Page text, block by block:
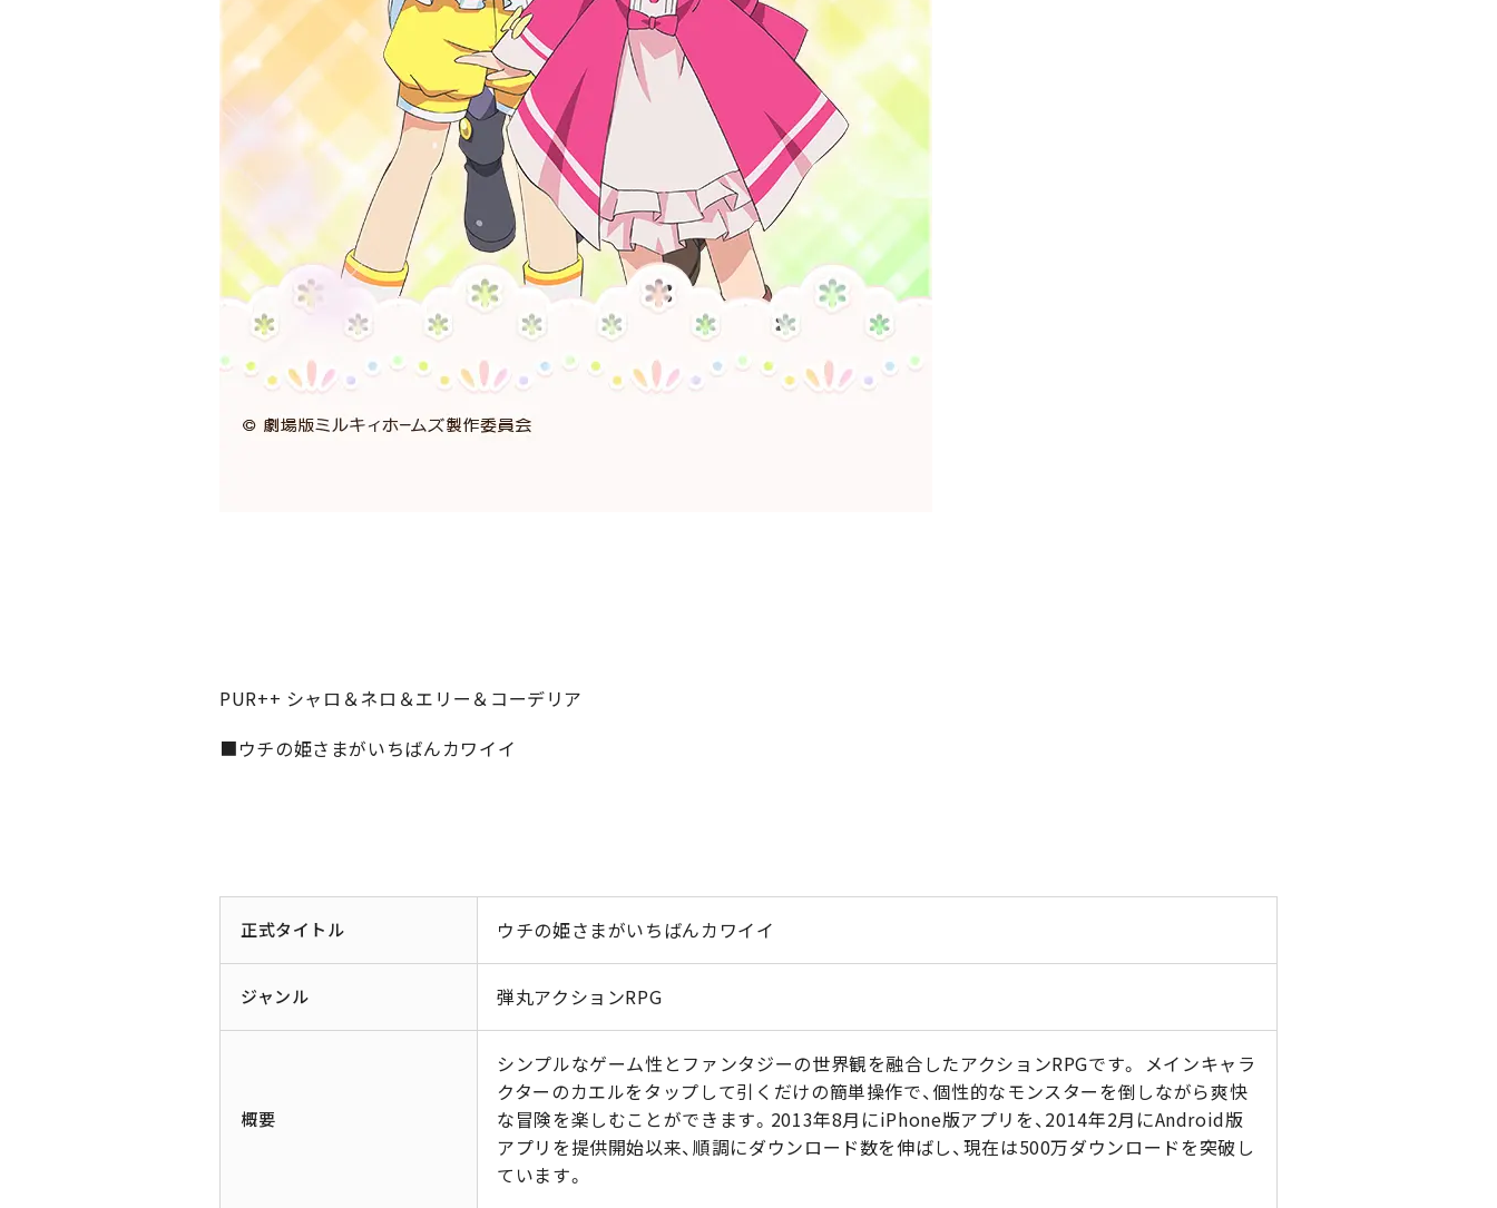
PUR++ シャロ＆ネロ＆エリー＆コーデリア
■ウチの姫さまがいちばんカワイイ
正式タイトル ウチの姫さまがいちばんカワイイ
ジャンル 弾丸アクションRPG
概要
シンプルなゲーム性とファンタジーの世界観を融合したアクションRPGです。 メインキャラ
クターのカエルをタップして引くだけの簡単操作で、個性的なモンスターを倒しながら爽快
な冒険を楽しむことができます。2013年8月にiPhone版アプリを、2014年2月にAndroid版
アプリを提供開始以来、順調にダウンロード数を伸ばし、現在は500万ダウンロードを突破し
ています。